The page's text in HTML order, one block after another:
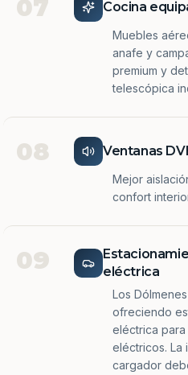
07 Cocina
Muebles
anafe y
premium y
telescópica
08 Ventanas
Mejor
confort
09
eléctrica
Los
ofreciendo
eléctrica
eléctricos. La
cargador